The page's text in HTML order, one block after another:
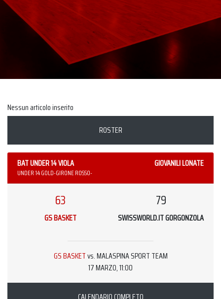
Nessun articolo inserito
ROSTER
BAT UNDER 14 VIOLA
UNDER 14 GOLD-GIRONE ROSSO-
GIOVANILI LONATE
63
GS BASKET
79
SWISSWORLD.IT GORGONZOLA
GS BASKETvs. MALASPINA SPORT TEAM
17 MARZO, 11:00